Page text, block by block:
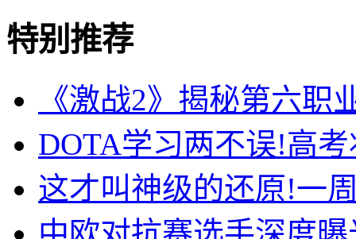
特别推荐
《激战2》揭秘第六职
DOTA学习两不误!高
这才叫神级的还原!一